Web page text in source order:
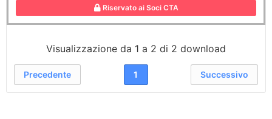
Riservato ai Soci CTA
Visualizzazione da 1 a 2 di 2 download
Precedente 1 Successivo